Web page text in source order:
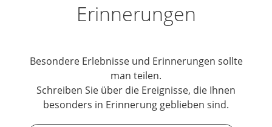
Erinnerungen
Besondere Erlebnisse und Erinnerungen sollte
man teilen.
Schreiben Sie über die Ereignisse, die Ihnen
besonders in Erinnerung geblieben sind.